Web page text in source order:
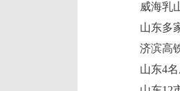
威海乳
山东多
济滨高
山东4